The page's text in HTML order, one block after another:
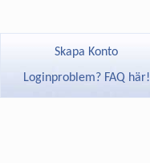
Skapa Konto
Loginproblem? FAQ här!